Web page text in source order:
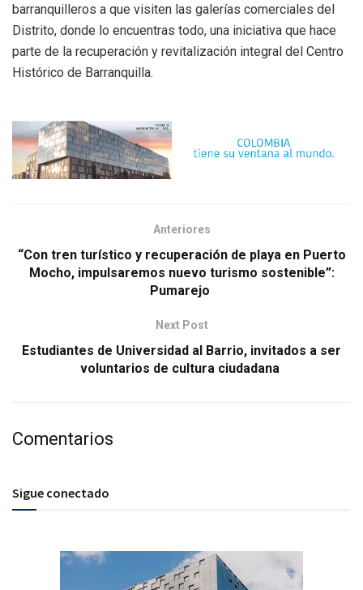
barranquilleros a que visiten las galerías comerciales del
Distrito, donde lo encuentras todo, una iniciativa que hace
parte de la recuperación y revitalización integral del Centro
Histórico de Barranquilla.
Anteriores
“Con tren turístico y recuperación de playa en Puerto
Mocho, impulsaremos nuevo turismo sostenible”:
Pumarejo
Next Post
Estudiantes de Universidad al Barrio, invitados a ser
voluntarios de cultura ciudadana
Comentarios
Sigue conectado